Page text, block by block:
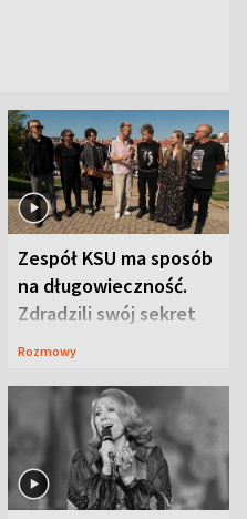
Zespół KSU ma sposób
na długowieczność.
Zdradzili swój sekret
Rozmowy